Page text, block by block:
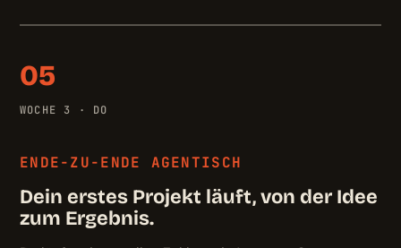
05
WOCHE 3 · DO
ENDE-ZU-ENDE AGENTISCH
Dein erstes Projekt läuft, von der Idee
zum Ergebnis.